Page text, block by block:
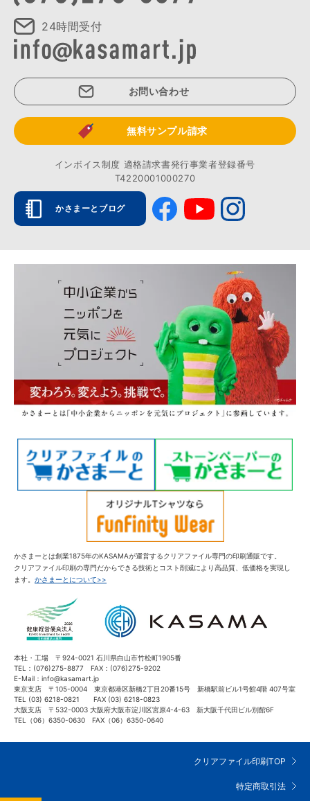
24時間受付
お問い合わせ
無料サンプル請求
インボイス制度 適格請求書発行事業者登録番号
T4220001000270
かさまーとブログ
かさまーとは創業1875年のKASAMAが運営するクリアファイル専門の印刷通販です。
クリアファイル印刷の専門だからできる技術とコスト削減により高品質、低価格を実現し
ます。 かさまーとについて>>
本社・工場 〒924-0021 石川県白山市竹松町1905番
TEL：(076)275-8877 FAX：(076)275-9202
E-Mail：info@kasamart.jp
東京支店 〒105-0004 東京都港区新橋2丁目20番15号 新橋駅前ビル1号館4階 407号室
TEL (03) 6218-0821 FAX (03) 6218-0823
大阪支店 〒532-0003 大阪府大阪市淀川区宮原4-4-63 新大阪千代田ビル別館6F
TEL（06）6350-0630 FAX（06）6350-0640
クリアファイル印刷TOP
特定商取引法